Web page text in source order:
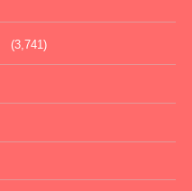
(3,741)